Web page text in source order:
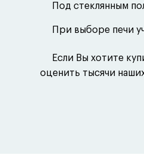
Под стеклянным
При выборе печи
Если Вы хотите
оценить тысячи